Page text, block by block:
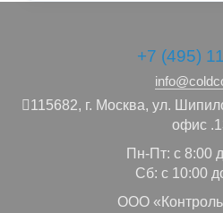
+7 (495)
115682, г. Москва, ул.
офис
Пн-Пт: с 8:00
Сб: с 10:00
ООО